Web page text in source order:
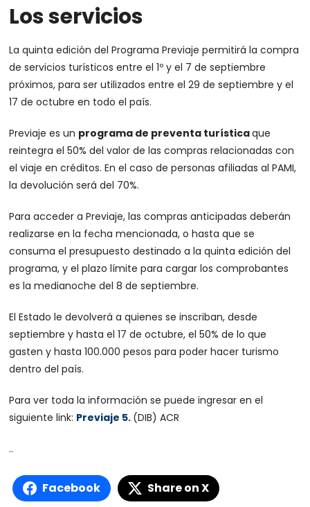
Los servicios
La quinta edición del Programa Previaje permitirá la compra
de servicios turísticos entre el 1º y el 7 de septiembre
próximos, para ser utilizados entre el 29 de septiembre y el
17 de octubre en todo el país.
Previaje es un programa de preventa turísticaque
reintegra el 50% del valor de las compras relacionadas con
el viaje en créditos. En el caso de personas afiliadas al PAMI,
la devolución será del 70%.
Para acceder a Previaje, las compras anticipadas deberán
realizarse en la fecha mencionada, o hasta que se
consuma el presupuesto destinado a la quinta edición del
programa, y el plazo límite para cargar los comprobantes
es la medianoche del 8 de septiembre.
El Estado le devolverá a quienes se inscriban, desde
septiembre y hasta el 17 de octubre, el 50% de lo que
gasten y hasta 100.000 pesos para poder hacer turismo
dentro del país.
Para ver toda la información se puede ingresar en el
siguiente link: Previaje 5. (DIB) ACR
..
Facebook Share on X